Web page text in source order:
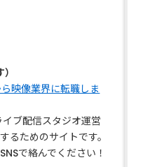
映像業界に転職しま
ブ配信スタジオ運営
るためのサイトです。
で絡んでください！